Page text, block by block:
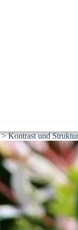
> Kontrast und